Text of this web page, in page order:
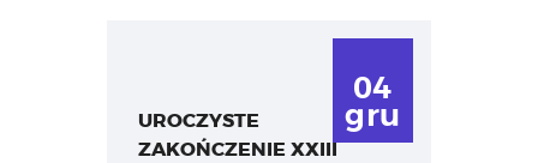
04
gru
UROCZYSTE
ZAKOŃCZENIE XXIII